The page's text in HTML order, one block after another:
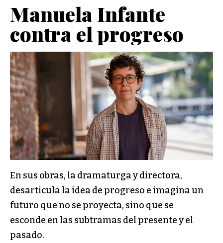
Manuela Infante
contra el progreso
En sus obras, la dramaturga y directora,
desarticula la idea de progreso e imagina un
futuro que no se proyecta, sino que se
esconde en las subtramas del presente y el
pasado.